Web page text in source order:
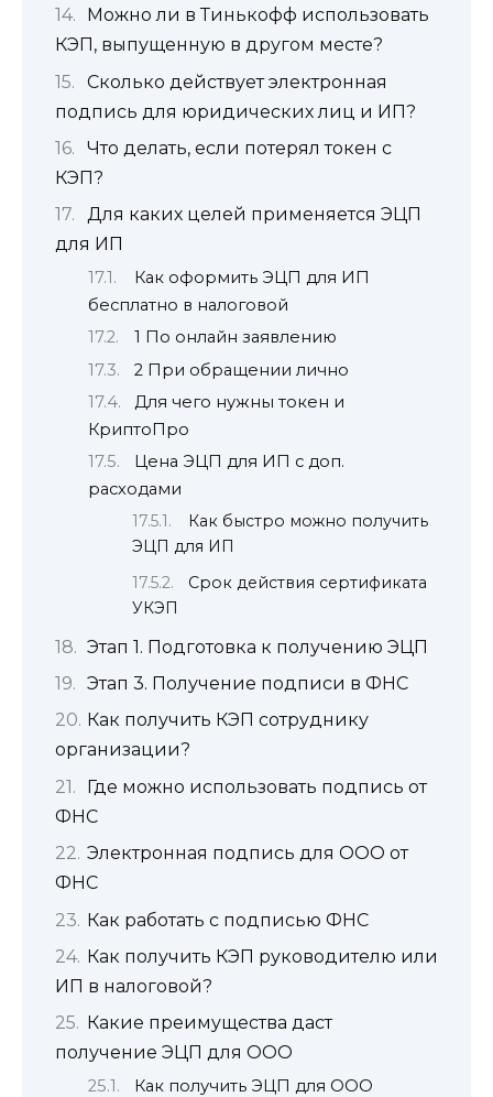
Можно ли в Тинькофф использовать
КЭП, выпущенную в другом месте?
Сколько действует электронная
подпись для юридических лиц и ИП?
Что делать, если потерял токен с
КЭП?
Для каких целей применяется ЭЦП
для ИП
Как оформить ЭЦП для ИП
бесплатно в налоговой
1 По онлайн заявлению
2 При обращении лично
Для чего нужны токен и
КриптоПро
Цена ЭЦП для ИП с доп.
расходами
Как быстро можно получить
ЭЦП для ИП
Срок действия сертификата
УКЭП
Этап 1. Подготовка к получению ЭЦП
Этап 3. Получение подписи в ФНС
Как получить КЭП сотруднику
организации?
Где можно использовать подпись от
ФНС
Электронная подпись для ООО от
ФНС
Как работать с подписью ФНС
Как получить КЭП руководителю или
ИП в налоговой?
Какие преимущества даст
получение ЭЦП для ООО
Как получить ЭЦП для ООО